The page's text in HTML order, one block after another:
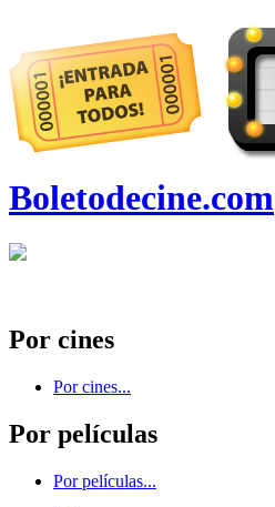
Boletodecine.com
Por cines
Por cines...
Por películas
Por películas...